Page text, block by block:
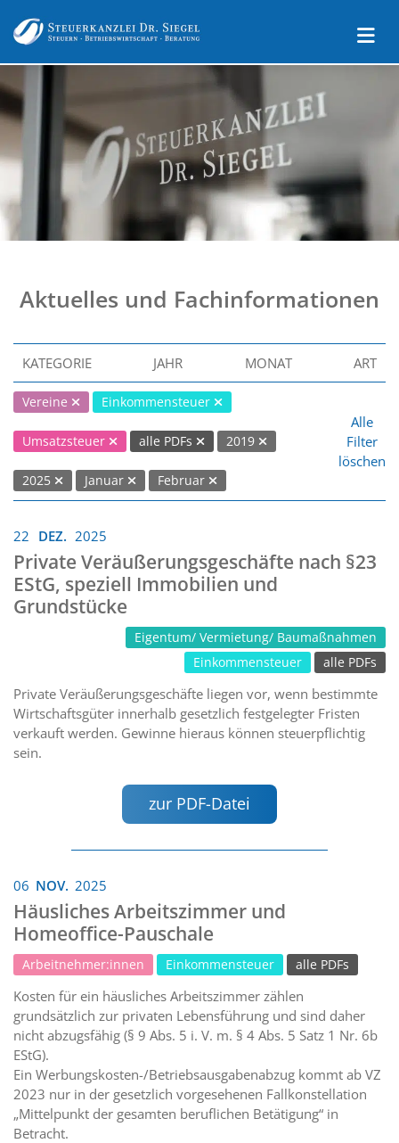
Aktuelles und Fachinformationen
KATEGORIE JAHR MONAT ART
Vereine Einkommensteuer
Umsatzsteuer alle PDFs 2019
2025 Januar Februar
Alle
Filter
löschen
22 DEZ. 2025
Private Veräußerungsgeschäfte nach §23
EStG, speziell Immobilien und
Grundstücke
Eigentum/ Vermietung/ Baumaßnahmen
Einkommensteuer
alle PDFs
Private Veräußerungsgeschäfte liegen vor, wenn bestimmte
Wirtschaftsgüter innerhalb gesetzlich festgelegter Fristen
verkauft werden. Gewinne hieraus können steuerpflichtig
sein.
zur PDF-Datei
06 NOV. 2025
Häusliches Arbeitszimmer und
Homeoffice-Pauschale
Arbeitnehmer:innen Einkommensteuer alle PDFs
Kosten für ein häusliches Arbeitszimmer zählen
grundsätzlich zur privaten Lebensführung und sind daher
nicht abzugsfähig (§ 9 Abs. 5 i. V. m. § 4 Abs. 5 Satz 1 Nr. 6b
EStG).
Ein Werbungskosten-/Betriebsausgabenabzug kommt ab VZ
2023 nur in der gesetzlich vorgesehenen Fallkonstellation
„Mittelpunkt der gesamten beruflichen Betätigung“ in
Betracht.